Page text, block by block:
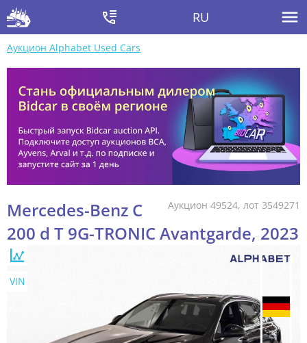
RU
Аукцион Alphabet Used Cars
Аукцион 49524, лот 3549271
Mercedes-Benz C
200 d T 9G-TRONIC Avantgarde, 2023
VIN